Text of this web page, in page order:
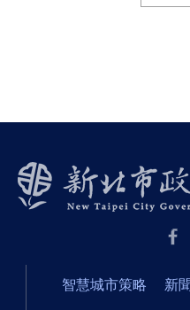
智慧城市策略 新